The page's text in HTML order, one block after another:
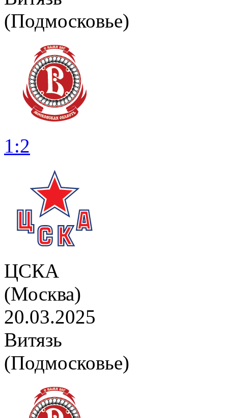
(Подмосковье)
1:2
ЦСКА
(Москва)
20.03.2025
Витязь
(Подмосковье)